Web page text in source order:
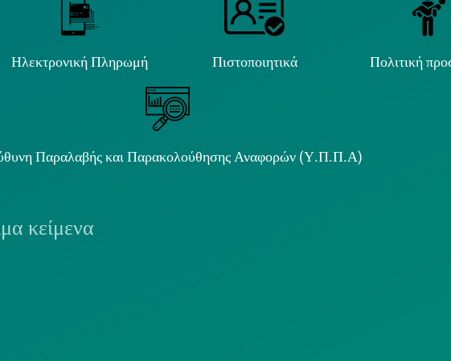
Ηλεκτρονική Πληρωμή Πιστοποιητικά Πολιτική
Παραλαβής και Παρακολούθησης Αναφορών (Υ.Π.Π.Α)
κείμενα